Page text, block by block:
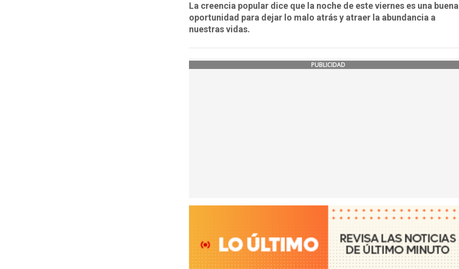
La creencia popular dice que la noche de este viernes es una buena
oportunidad para dejar lo malo atrás y atraer la abundancia a
nuestras vidas.
PUBLICIDAD